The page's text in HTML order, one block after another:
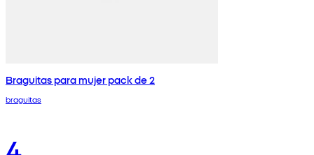
Braguitas para mujer pack de 2
braguitas